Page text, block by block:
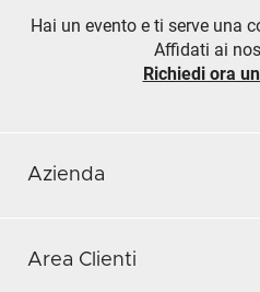
Hai un evento e ti serve una
Affidati ai
Richiedi ora
Azienda
Area Clienti